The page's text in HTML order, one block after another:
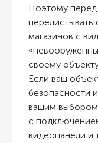
Поэтому перед
перелистывать
магазинов с
своему
Если ваш
безопасности
вашим
с
видеопанели и